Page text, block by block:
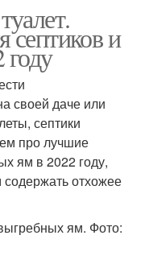
септиков и
своей даче или
септики
про лучшие
ям в 2022 году,
содержать отхожее
ям. Фото: